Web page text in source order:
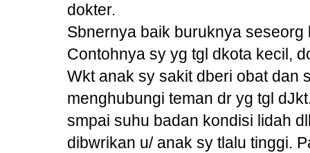
dokter.
Sbnernya baik buruknya
Contohnya sy yg tgl dkota kecil,
Wkt anak sy sakit dberi obat dan
menghubungi teman dr yg tgl
smpai suhu badan kondisi lidah
dibwrikan u/ anak sy tlalu tinggi.